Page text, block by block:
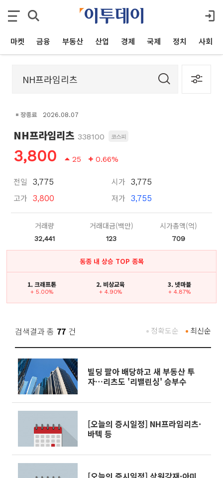
마켓 금융 부동산 산업 경제 국제 정치 사회
장종료 2026.08.07
NH프라임리츠 338100 코스피
3,800 25 0.66%
전일 3,775
고가 3,800
시가 3,775
저가 3,755
거래량
32,441
거래대금(백만)
123
시가총액(억)
709
동종 내 상승 TOP 종목
1. 크래프톤
+ 5.00%
2. 비상교육
+ 4.90%
3. 넷마블
+ 4.87%
검색결과 총 77 건 최신순
정확도순
빌딩 팔아 배당하고 새 부동산 투
자…리츠도 '리밸린싱' 승부수
[오늘의 증시일정] NH프라임리츠·
바텍 등